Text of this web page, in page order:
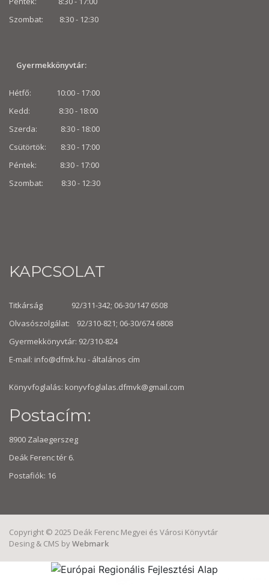
Szombat: 8:30 - 12:30
Gyermekkönyvtár:
Hétfő: 10:00 - 17:00
Kedd: 8:30 - 18:00
Szerda: 8:30 - 18:00
Csütörtök: 8:30 - 17:00
Péntek: 8:30 - 17:00
Szombat: 8:30 - 12:30
KAPCSOLAT
Titkárság 92/311-342; 06-30/147 6508
Olvasószolgálat: 92/310-821; 06-30/674 6808
Gyermekkönyvtár: 92/310-824
E-mail: info@dfmk.hu - általános cím
Könyvfoglalás: konyvfoglalas.dfmvk@gmail.com
Postacím:
8900 Zalaegerszeg
Deák Ferenc tér 6.
Postafiók: 16
Copyright © 2025 Deák Ferenc Megyei és Városi Könyvtár
Desing & CMS byWebmark